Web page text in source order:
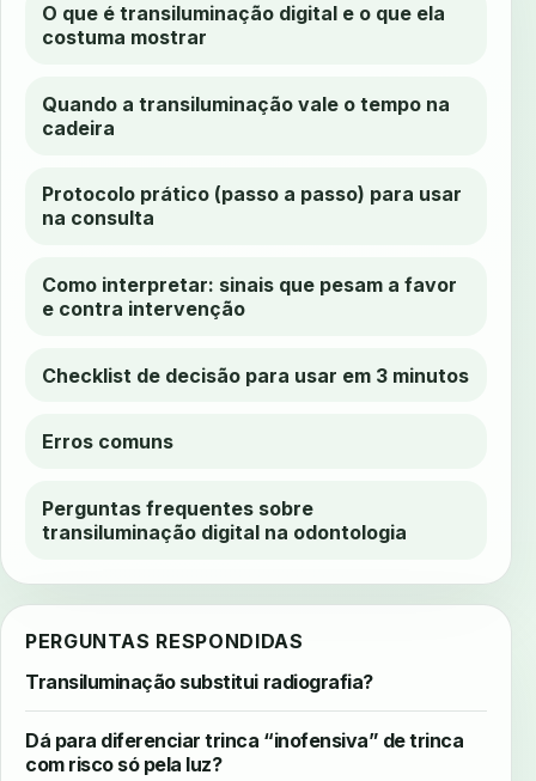
O que é transiluminação digital e o que ela
costuma mostrar
Quando a transiluminação vale o tempo na
cadeira
Protocolo prático (passo a passo) para usar
na consulta
Como interpretar: sinais que pesam a favor
e contra intervenção
Checklist de decisão para usar em 3 minutos
Erros comuns
Perguntas frequentes sobre
transiluminação digital na odontologia
PERGUNTAS RESPONDIDAS
Transiluminação substitui radiografia?
Dá para diferenciar trinca “inofensiva” de trinca
com risco só pela luz?